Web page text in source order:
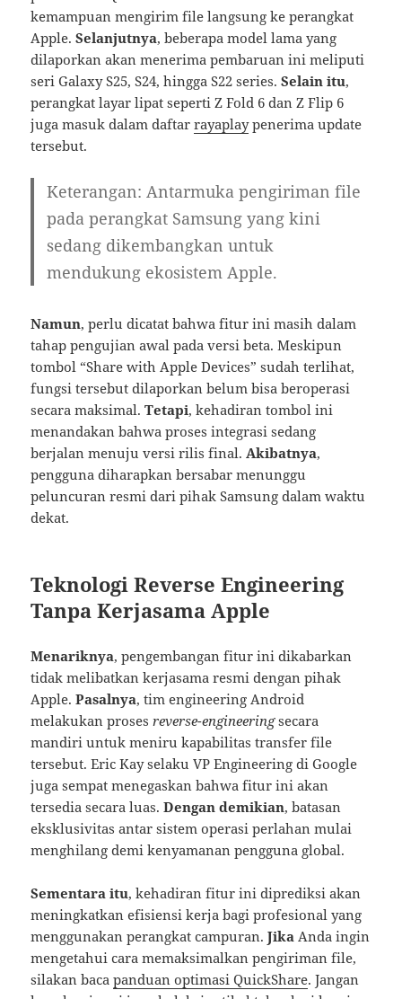
kemampuan mengirim file langsung ke perangkat
Apple.Selanjutnya, beberapa model lama yang
dilaporkan akan menerima pembaruan ini meliputi
seri Galaxy S25, S24, hingga S22 series.Selain itu,
perangkat layar lipat seperti Z Fold 6 dan Z Flip 6
juga masuk dalam daftarrayaplaypenerima update
tersebut.
Keterangan: Antarmuka pengiriman file
pada perangkat Samsung yang kini
sedang dikembangkan untuk
mendukung ekosistem Apple.
Namun, perlu dicatat bahwa fitur ini masih dalam
tahap pengujian awal pada versi beta. Meskipun
tombol “Share with Apple Devices” sudah terlihat,
fungsi tersebut dilaporkan belum bisa beroperasi
secara maksimal.Tetapi, kehadiran tombol ini
menandakan bahwa proses integrasi sedang
berjalan menuju versi rilis final.Akibatnya,
pengguna diharapkan bersabar menunggu
peluncuran resmi dari pihak Samsung dalam waktu
dekat.
Teknologi Reverse Engineering
Tanpa Kerjasama Apple
Menariknya, pengembangan fitur ini dikabarkan
tidak melibatkan kerjasama resmi dengan pihak
Apple.Pasalnya, tim engineering Android
melakukan prosesreverse-engineeringsecara
mandiri untuk meniru kapabilitas transfer file
tersebut. Eric Kay selaku VP Engineering di Google
juga sempat menegaskan bahwa fitur ini akan
tersedia secara luas.Dengan demikian, batasan
eksklusivitas antar sistem operasi perlahan mulai
menghilang demi kenyamanan pengguna global.
Sementara itu, kehadiran fitur ini diprediksi akan
meningkatkan efisiensi kerja bagi profesional yang
menggunakan perangkat campuran.Jika Anda ingin
mengetahui cara memaksimalkan pengiriman file,
silakan bacapanduan optimasi QuickShare. Jangan